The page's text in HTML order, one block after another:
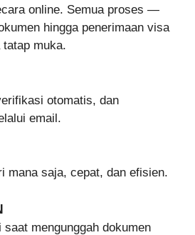
online. Semua proses —
hingga penerimaan visa
muka.
otomatis, dan
email.
mana saja, cepat, dan efisien.
mengunggah dokumen